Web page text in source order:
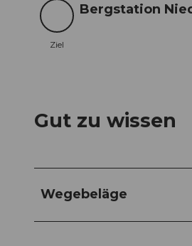
Ziel
Ziel
Bergstation
Gut zu wissen
Wegebeläge